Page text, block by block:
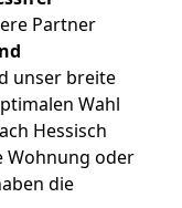
Partner
unser breite
Wahl
Hessisch
Wohnung oder
die